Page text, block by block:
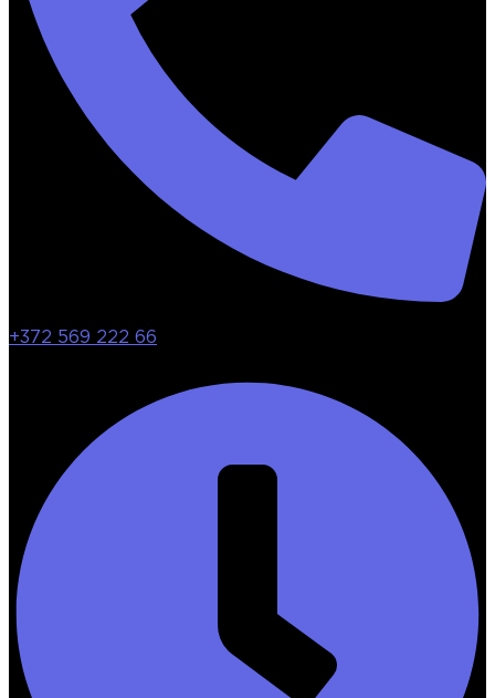
+372 569 222 66